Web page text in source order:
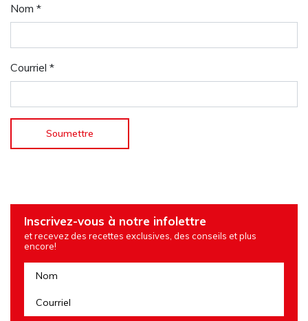
Nom *
Courriel *
Inscrivez-vous à notre infolettre
et recevez des recettes exclusives, des conseils et plus
encore!